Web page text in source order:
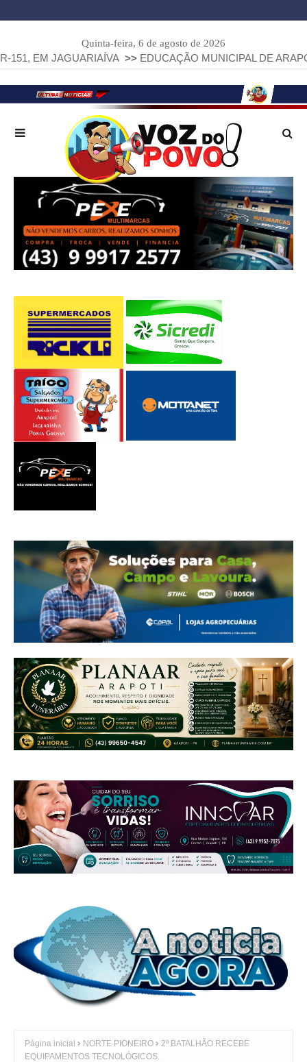
Quinta-feira, 6 de agosto de 2026
>> EDUCAÇÃO MUNICIPAL DE ARAPOTI
Página inicial NORTE PIONEIRO
2º BATALHÃO RECEBE
EQUIPAMENTOS TECNOLÓGICOS.